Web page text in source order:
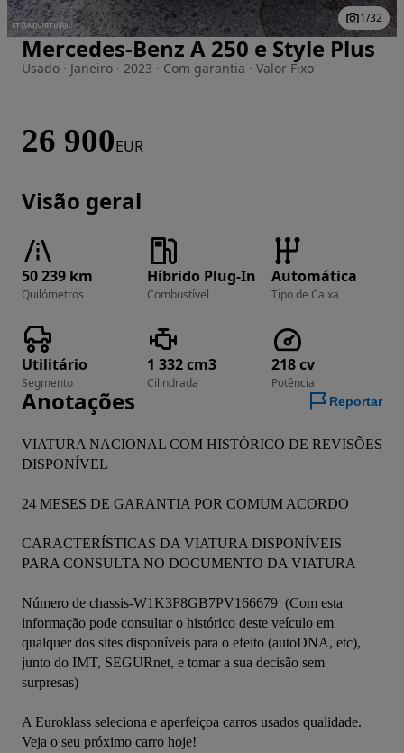
Imagem 1 de 32
1/32
Mercedes-Benz A 250 e Style Plus
Usado · Janeiro · 2023 · Com garantia · Valor Fixo
26 900EUR
Visão geral
50 239 km
Quilómetros
Híbrido Plug-In
Combustível
Automática
Tipo de Caixa
Utilitário
Segmento
1 332 cm3
Cilindrada
218 cv
Potência
Anotações Reportar
VIATURA NACIONAL COM HISTÓRICO DE REVISÕES
DISPONÍVEL
24 MESES DE GARANTIA POR COMUM ACORDO
CARACTERÍSTICAS DA VIATURA DISPONÍVEIS
PARA CONSULTA NO DOCUMENTO DA VIATURA
Número de chassis-W1K3F8GB7PV166679  (Com esta
informação pode consultar o histórico deste veículo em
qualquer dos sites disponíveis para o efeito (autoDNA, etc),
junto do IMT, SEGURnet, e tomar a sua decisão sem
surpresas)
A Euroklass seleciona e aperfeiçoa carros usados qualidade.
Veja o seu próximo carro hoje!